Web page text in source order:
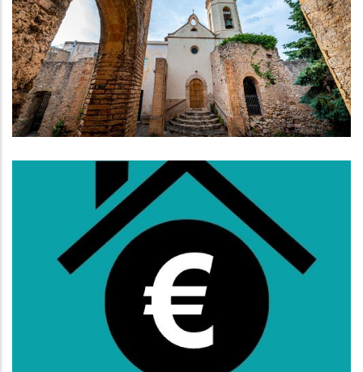
Promoció Turística De L’interior
Amb Un Pla Estratègic De 3 Anys
Turisme
Subvencions Per Al Pagament Del
Lloguer Per A Persones Que
Tinguin De 36 A 64 Anys
Habitatge,S. socials